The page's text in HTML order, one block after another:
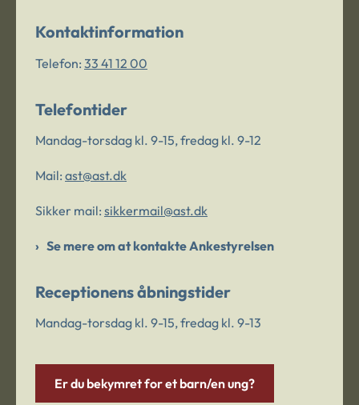
Kontaktinformation
Telefon: 33 41 12 00
Telefontider
Mandag-torsdag kl. 9-15, fredag kl. 9-12
Mail: ast@ast.dk
Sikker mail: sikkermail@ast.dk
Se mere om at kontakte Ankestyrelsen
Receptionens åbningstider
Mandag-torsdag kl. 9-15, fredag kl. 9-13
Er du bekymret for et barn/en ung?